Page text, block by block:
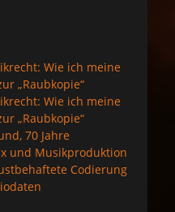
Wie ich meine
„Raubkopie“
Wie ich meine
„Raubkopie“
70 Jahre
und Musikproduktion
Codierung